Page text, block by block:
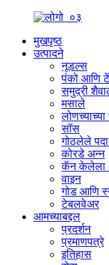
मुखपृष्ठ
उत्पादने
नूडल्स
पंको आणि
समुद्री
मसाले
लोणच्याच्या
सॉस
गोठलेले
कोरडे अन्न
कॅन केलेला
वाइन
गोड आणि
टेबलवेअर
आमच्याबद्दल
प्रदर्शन
प्रमाणपत्रे
इतिहास